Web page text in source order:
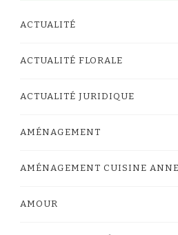
ACTUALITÉ
ACTUALITÉ FLORALE
ACTUALITÉ JURIDIQUE
AMÉNAGEMENT
AMÉNAGEMENT CUISINE
AMOUR